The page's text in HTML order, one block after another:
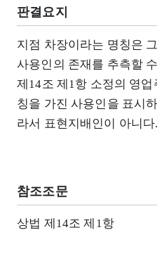
판결요지
지점 차장이라는 명칭은
사용인의 존재를 추측할
제14조 제1항 소정의 영
칭을 가진 사용인을 표시
라서 표현지배인이 아니다.
참조조문
상법 제14조 제1항